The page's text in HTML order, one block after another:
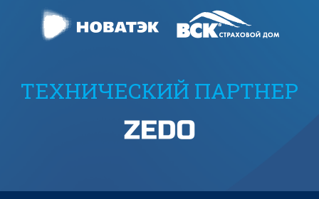
ТЕХНИЧЕСКИЙ ПАРТНЕР